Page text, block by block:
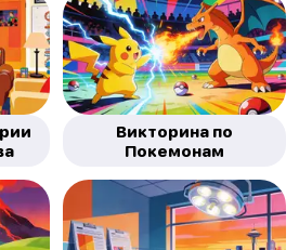
Викторина по
Покемонам